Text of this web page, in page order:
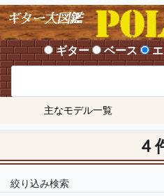
ギター ベース
主なモデル一覧
4
絞り込み検索